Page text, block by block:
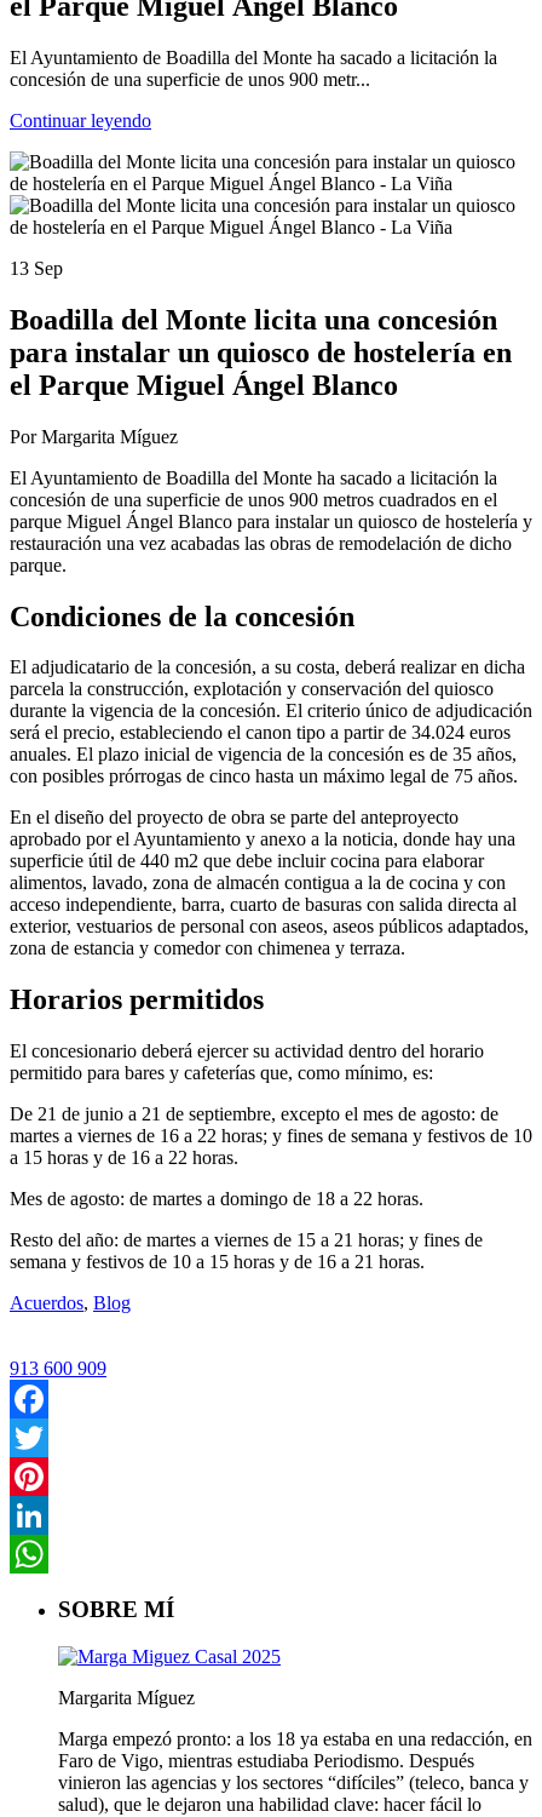
El Ayuntamiento de Boadilla del Monte ha sacado a licitación la
concesión de una superficie de unos 900 metr...
Continuar leyendo
13 Sep
Boadilla del Monte licita una concesión
para instalar un quiosco de hostelería en
el Parque Miguel Ángel Blanco
Por Margarita Míguez
El Ayuntamiento de Boadilla del Monte ha sacado a licitación la
concesión de una superficie de unos 900 metros cuadrados en el
parque Miguel Ángel Blanco para instalar un quiosco de hostelería y
restauración una vez acabadas las obras de remodelación de dicho
parque.
Condiciones de la concesión
El adjudicatario de la concesión, a su costa, deberá realizar en dicha
parcela la construcción, explotación y conservación del quiosco
durante la vigencia de la concesión. El criterio único de adjudicación
será el precio, estableciendo el canon tipo a partir de 34.024 euros
anuales. El plazo inicial de vigencia de la concesión es de 35 años,
con posibles prórrogas de cinco hasta un máximo legal de 75 años.
En el diseño del proyecto de obra se parte del anteproyecto
aprobado por el Ayuntamiento y anexo a la noticia, donde hay una
superficie útil de 440 m2 que debe incluir cocina para elaborar
alimentos, lavado, zona de almacén contigua a la de cocina y con
acceso independiente, barra, cuarto de basuras con salida directa al
exterior, vestuarios de personal con aseos, aseos públicos adaptados,
zona de estancia y comedor con chimenea y terraza.
Horarios permitidos
El concesionario deberá ejercer su actividad dentro del horario
permitido para bares y cafeterías que, como mínimo, es:
De 21 de junio a 21 de septiembre, excepto el mes de agosto: de
martes a viernes de 16 a 22 horas; y fines de semana y festivos de 10
a 15 horas y de 16 a 22 horas.
Mes de agosto: de martes a domingo de 18 a 22 horas.
Resto del año: de martes a viernes de 15 a 21 horas; y fines de
semana y festivos de 10 a 15 horas y de 16 a 21 horas.
Acuerdos, Blog
913 600 909
Facebook
Twitter
Pinterest
LinkedIn
SOBRE MÍ
Margarita Míguez
Marga empezó pronto: a los 18 ya estaba en una redacción, en
Faro de Vigo, mientras estudiaba Periodismo. Después
vinieron las agencias y los sectores “difíciles” (teleco, banca y
salud), que le dejaron una habilidad clave: hacer fácil lo